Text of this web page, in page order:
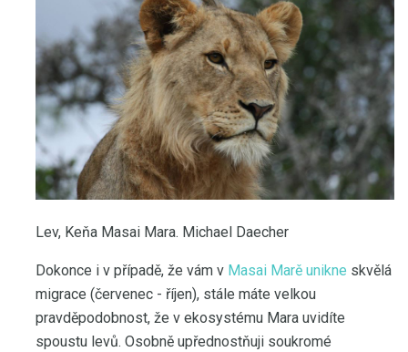
Lev, Keňa Masai Mara. Michael Daecher
Dokonce i v případě, že vám v Masai Marě unikne skvělá
migrace (červenec - říjen), stále máte velkou
pravděpodobnost, že v ekosystému Mara uvidíte
spoustu levů. Osobně upřednostňuji soukromé